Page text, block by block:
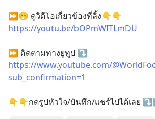
⏩😁 ดูวิดีโอเกี่ยวข้องที่ลิ้ง👇👇
https://youtu.be/bOPmWITLmDU
⏩ ติดตามทางยูทูป ⤵️
https://www.youtube.com/
sub_confirmation=1
👇👇กดรูปหัวใจ/บันทึก/แชร์ไปได้เลย